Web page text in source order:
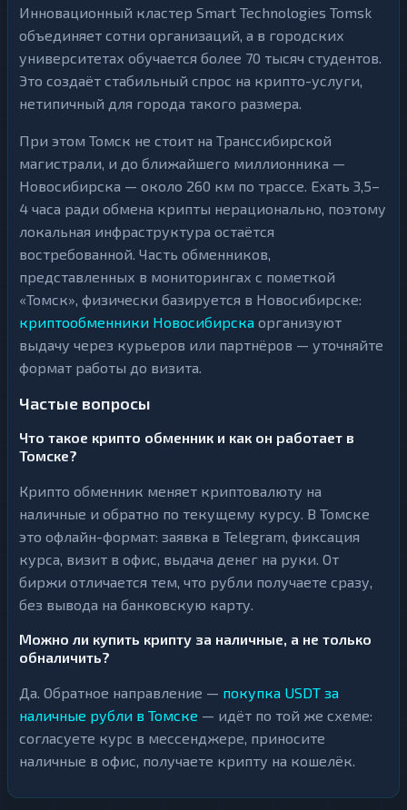
Инновационный кластер Smart Technologies Tomsk
объединяет сотни организаций, а в городских
университетах обучается более 70 тысяч студентов.
Это создаёт стабильный спрос на крипто-услуги,
нетипичный для города такого размера.
При этом Томск не стоит на Транссибирской
магистрали, и до ближайшего миллионника —
Новосибирска — около 260 км по трассе. Ехать 3,5–
4 часа ради обмена крипты нерационально, поэтому
локальная инфраструктура остаётся
востребованной. Часть обменников,
представленных в мониторингах с пометкой
«Томск», физически базируется в Новосибирске:
криптообменники Новосибирска организуют
выдачу через курьеров или партнёров — уточняйте
формат работы до визита.
Частые вопросы
Что такое крипто обменник и как он работает в
Томске?
Крипто обменник меняет криптовалюту на
наличные и обратно по текущему курсу. В Томске
это офлайн-формат: заявка в Telegram, фиксация
курса, визит в офис, выдача денег на руки. От
биржи отличается тем, что рубли получаете сразу,
без вывода на банковскую карту.
Можно ли купить крипту за наличные, а не только
обналичить?
Да. Обратное направление — покупка USDT за
наличные рубли в Томске — идёт по той же схеме:
согласуете курс в мессенджере, приносите
наличные в офис, получаете крипту на кошелёк.